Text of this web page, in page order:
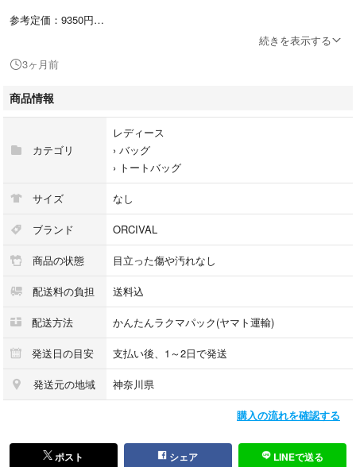
参考定価：9350円
す。）
色：ブラウン
古着という事をご理解の上、ご購入お願いいたします。
管理番号:A2604291
他にもオーシバルのバッグを多数出品しているので見て頂けると嬉しいで
SS：未使用品（当店基準によるものです）
S：美品
B：若干の色褪せ・スレがあるが着用には問題ない一般的古着
C：色落ち・ホツレ等が目立つ
D：穴・破れあり、着用困難
続きを表示する
3ヶ月前
商品情報
カテゴリ
レディース
› バッグ
› トートバッグ
サイズ なし
ブランド ORCIVAL
商品の状態 目立った傷や汚れなし
配送料の負担 送料込
配送方法 かんたんラクマパック(ヤマト運輸)
発送日の目安 支払い後、1～2日で発送
発送元の地域 神奈川県
購入の流れを確認する
ポスト シェア LINEで送る